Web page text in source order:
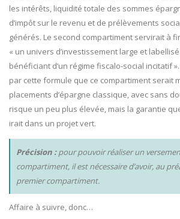
les intérêts, liquidité totale des sommes
d’impôt sur le revenu et de prélèvements
générés. Le second compartiment servirait à
« un univers d’investissement large et labellisé
bénéficiant d’un régime fiscalo-social incitatif
par cette formule que ce compartiment serait
placements d’épargne classique, avec sans
risque un peu plus élevée, mais la garantie
irait dans un projet vert.
Précision :pour pouvoir réaliser un
compartiment, il est nécessaire d’avoir, au
premier compartiment.
Affaire à suivre, donc…